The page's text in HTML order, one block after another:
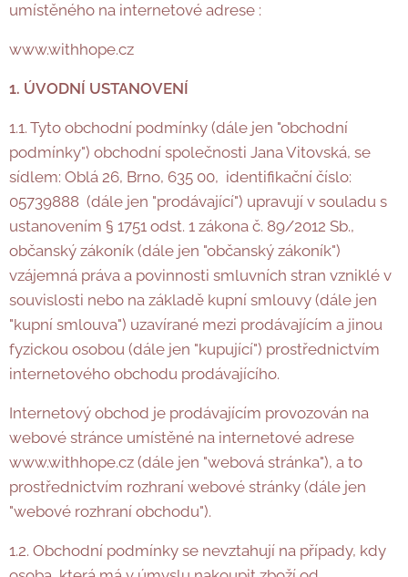
umístěného na internetové adrese :
www.withhope.cz
1. ÚVODNÍ USTANOVENÍ
1.1. Tyto obchodní podmínky (dále jen "obchodní
podmínky") obchodní společnosti Jana Vitovská, se
sídlem: Oblá 26, Brno, 635 00, identifikační číslo:
05739888 (dále jen "prodávající") upravují v souladu s
ustanovením § 1751 odst. 1 zákona č. 89/2012 Sb.,
občanský zákoník (dále jen "občanský zákoník")
vzájemná práva a povinnosti smluvních stran vzniklé v
souvislosti nebo na základě kupní smlouvy (dále jen
"kupní smlouva") uzavírané mezi prodávajícím a jinou
fyzickou osobou (dále jen "kupující") prostřednictvím
internetového obchodu prodávajícího.
Internetový obchod je prodávajícím provozován na
webové stránce umístěné na internetové adrese
www.withhope.cz (dále jen "webová stránka"), a to
prostřednictvím rozhraní webové stránky (dále jen
"webové rozhraní obchodu").
1.2. Obchodní podmínky se nevztahují na případy, kdy